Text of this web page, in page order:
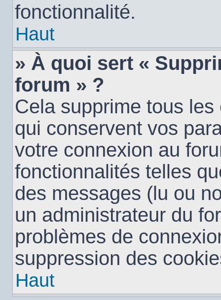
fonctionnalité.
Haut
» À quoi sert «
forum » ?
Cela supprime tous
qui conservent vos
votre connexion au
fonctionnalités telles
des messages (lu ou
un administrateur du
problèmes de
suppression des
Haut